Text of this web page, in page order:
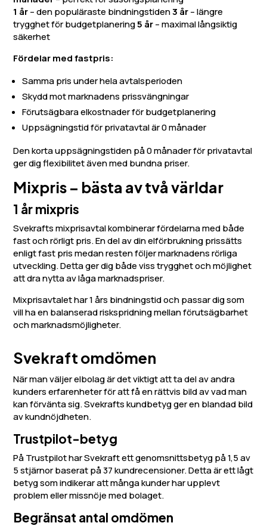
1 år– den populäraste bindningstiden3 år– längre
trygghet för budgetplanering5 år– maximal långsiktig
säkerhet
Fördelar med fastpris:
Samma pris under hela avtalsperioden
Skydd mot marknadens prissvängningar
Förutsägbara elkostnader för budgetplanering
Uppsägningstid för privatavtal är 0 månader
Den korta uppsägningstiden på 0 månader för privatavtal
ger dig flexibilitet även med bundna priser.
Mixpris – bästa av två världar
1 år mixpris
Svekrafts mixprisavtal kombinerar fördelarna med både
fast och rörligt pris. En del av din elförbrukning prissätts
enligt fast pris medan resten följer marknadens rörliga
utveckling. Detta ger dig både viss trygghet och möjlighet
att dra nytta av låga marknadspriser.
Mixprisavtalet har 1 års bindningstid och passar dig som
vill ha en balanserad riskspridning mellan förutsägbarhet
och marknadsmöjligheter.
Svekraft omdömen
När man väljer elbolag är det viktigt att ta del av andra
kunders erfarenheter för att få en rättvis bild av vad man
kan förvänta sig. Svekrafts kundbetyg ger en blandad bild
av kundnöjdheten.
Trustpilot-betyg
På Trustpilot har Svekraft ett genomsnittsbetyg på 1,5 av
5 stjärnor baserat på 37 kundrecensioner. Detta är ett lågt
betyg som indikerar att många kunder har upplevt
problem eller missnöje med bolaget.
Begränsat antal omdömen